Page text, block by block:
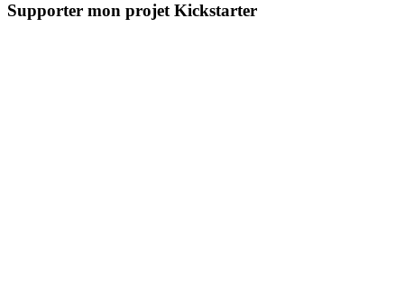
Supporter mon projet Kickstarter